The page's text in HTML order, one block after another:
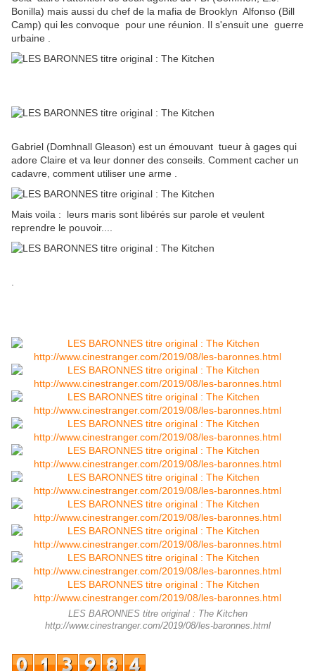
Bonilla) mais aussi du chef de la mafia de Brooklyn Alfonso (Bill
Camp) qui les convoque pour une réunion. Il s'ensuit une guerre
urbaine .
Gabriel (Domhnall Gleason) est un émouvant tueur à gages qui
adore Claire et va leur donner des conseils. Comment cacher un
cadavre, comment utiliser une arme .
Mais voila :
leurs maris sont libérés sur parole et veulent
reprendre le pouvoir....
LES BARONNES titre original : The Kitchen
http://www.cinestranger.com/2019/08/les-baronnes.html